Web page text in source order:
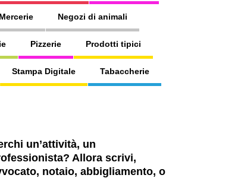
Mercerie Negozi di animali
Pizzerie Prodotti tipici
Stampa Digitale Tabaccherie
un’attività, un
Allora scrivi,
notaio, abbigliamento, o